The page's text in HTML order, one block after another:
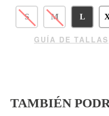
S M L
GUÍA DE TALLAS
TAMBIÉN